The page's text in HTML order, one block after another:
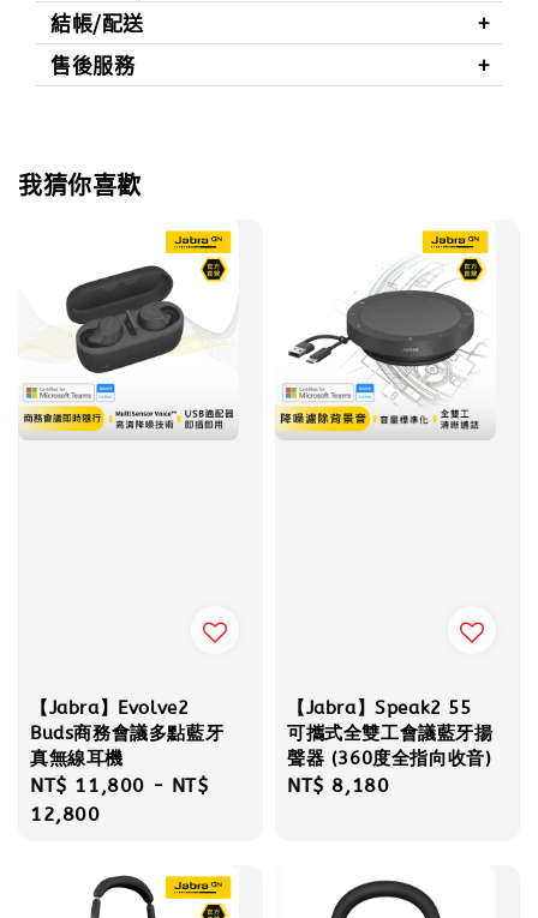
結帳/配送
售後服務
我猜你喜歡
【Jabra】Evolve2
Buds商務會議多點藍牙
真無線耳機
Regular
price
NT$ 11,800 - NT$
12,800
【Jabra】Speak2 55
可攜式全雙工會議藍牙揚
聲器 (360度全指向收音)
Regular
NT$ 8,180